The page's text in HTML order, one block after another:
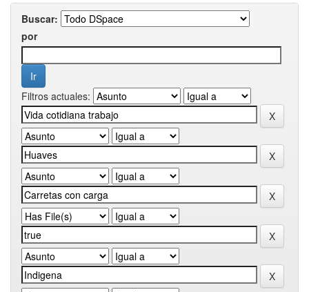
Buscar:
por
Filtros actuales: